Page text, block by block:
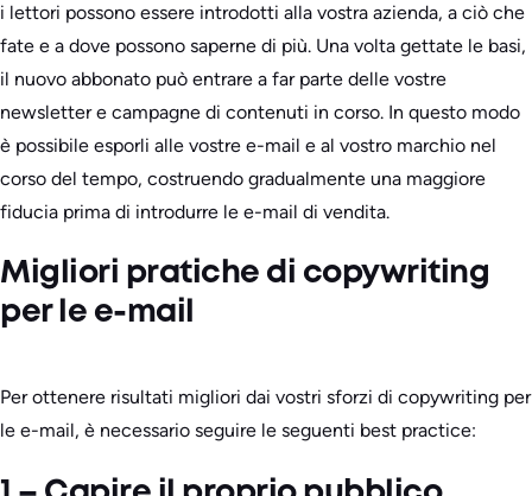
i lettori possono essere introdotti alla vostra azienda, a ciò che
fate e a dove possono saperne di più. Una volta gettate le basi,
il nuovo abbonato può entrare a far parte delle vostre
newsletter e campagne di contenuti in corso. In questo modo
è possibile esporli alle vostre e-mail e al vostro marchio nel
corso del tempo, costruendo gradualmente una maggiore
fiducia prima di introdurre le e-mail di vendita.
Migliori pratiche di copywriting
per le e-mail
Per ottenere risultati migliori dai vostri sforzi di copywriting per
le e-mail, è necessario seguire le seguenti best practice: